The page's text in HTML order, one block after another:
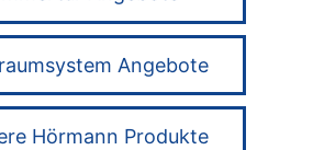
Angebote
Hörmann Produkte